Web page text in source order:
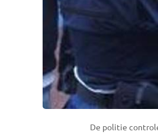
De politie